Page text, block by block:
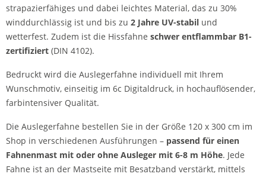
strapazierfähiges und dabei leichtes Material, das zu 30%
winddurchlässig ist und bis zu 2 Jahre UV-stabil und
wetterfest. Zudem ist die Hissfahne schwer entflammbar B1-
zertifiziert (DIN 4102).
Bedruckt wird die Auslegerfahne individuell mit Ihrem
Wunschmotiv, einseitig im 6c Digitaldruck, in hochauflösender,
farbintensiver Qualität.
Die Auslegerfahne bestellen Sie in der Größe 120 x 300 cm im
Shop in verschiedenen Ausführungen – passend für einen
Fahnenmast mit oder ohne Ausleger mit 6-8 m Höhe. Jede
Fahne ist an der Mastseite mit Besatzband verstärkt, mittels